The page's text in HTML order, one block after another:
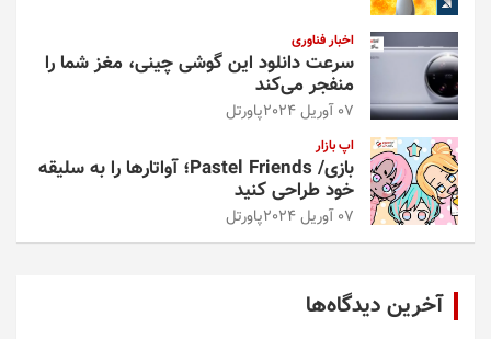
اخبار فناوری
سرعت دانلود این گوشی چینی، مغز شما را
منفجر می‌کند
07 آوریل 2024 پاورتل
اپ بازار
بازی/ Pastel Friends؛ آواتارها را به سلیقه
خود طراحی کنید
07 آوریل 2024 پاورتل
آخرین دیدگاه‌ها